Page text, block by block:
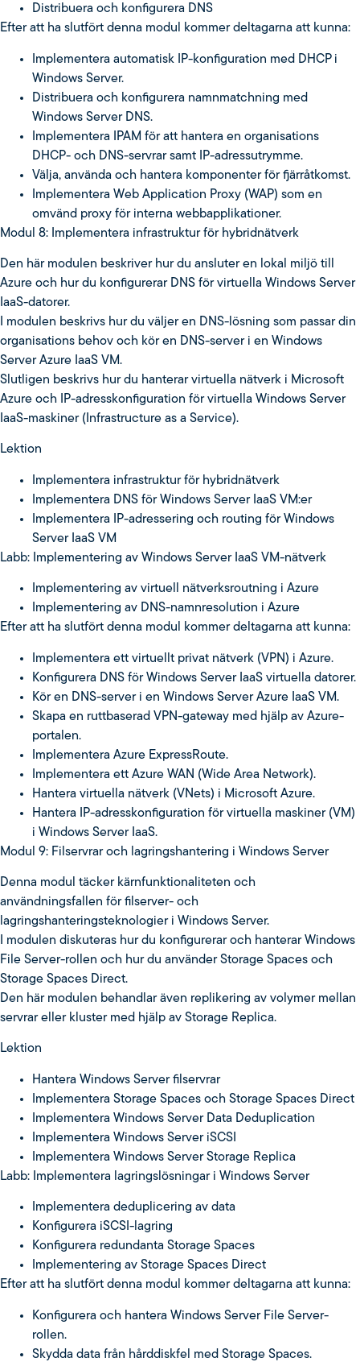
Distribuera och konfigurera DNS
Efter att ha slutfört denna modul kommer deltagarna att kunna:
Implementera automatisk IP-konfiguration med DHCP i
Windows Server.
Distribuera och konfigurera namnmatchning med
Windows Server DNS.
Implementera IPAM för att hantera en organisations
DHCP- och DNS-servrar samt IP-adressutrymme.
Välja, använda och hantera komponenter för fjärråtkomst.
Implementera Web Application Proxy (WAP) som en
omvänd proxy för interna webbapplikationer.
Modul 8: Implementera infrastruktur för hybridnätverk
Den här modulen beskriver hur du ansluter en lokal miljö till
Azure och hur du konfigurerar DNS för virtuella Windows Server
IaaS-datorer.
I modulen beskrivs hur du väljer en DNS-lösning som passar din
organisations behov och kör en DNS-server i en Windows
Server Azure IaaS VM.
Slutligen beskrivs hur du hanterar virtuella nätverk i Microsoft
Azure och IP-adresskonfiguration för virtuella Windows Server
IaaS-maskiner (Infrastructure as a Service).
Lektion
Implementera infrastruktur för hybridnätverk
Implementera DNS för Windows Server IaaS VM:er
Implementera IP-adressering och routing för Windows
Server IaaS VM
Labb: Implementering av Windows Server IaaS VM-nätverk
Implementering av virtuell nätverksroutning i Azure
Implementering av DNS-namnresolution i Azure
Efter att ha slutfört denna modul kommer deltagarna att kunna:
Implementera ett virtuellt privat nätverk (VPN) i Azure.
Konfigurera DNS för Windows Server IaaS virtuella datorer.
Kör en DNS-server i en Windows Server Azure IaaS VM.
Skapa en ruttbaserad VPN-gateway med hjälp av Azure-
portalen.
Implementera Azure ExpressRoute.
Implementera ett Azure WAN (Wide Area Network).
Hantera virtuella nätverk (VNets) i Microsoft Azure.
Hantera IP-adresskonfiguration för virtuella maskiner (VM)
i Windows Server IaaS.
Modul 9: Filservrar och lagringshantering i Windows Server
Denna modul täcker kärnfunktionaliteten och
användningsfallen för filserver- och
lagringshanteringsteknologier i Windows Server.
I modulen diskuteras hur du konfigurerar och hanterar Windows
File Server-rollen och hur du använder Storage Spaces och
Storage Spaces Direct.
Den här modulen behandlar även replikering av volymer mellan
servrar eller kluster med hjälp av Storage Replica.
Lektion
Hantera Windows Server filservrar
Implementera Storage Spaces och Storage Spaces Direct
Implementera Windows Server Data Deduplication
Implementera Windows Server iSCSI
Implementera Windows Server Storage Replica
Labb: Implementera lagringslösningar i Windows Server
Implementera deduplicering av data
Konfigurera iSCSI-lagring
Konfigurera redundanta Storage Spaces
Implementering av Storage Spaces Direct
Efter att ha slutfört denna modul kommer deltagarna att kunna:
Konfigurera och hantera Windows Server File Server-
rollen.
Skydda data från hårddiskfel med Storage Spaces.